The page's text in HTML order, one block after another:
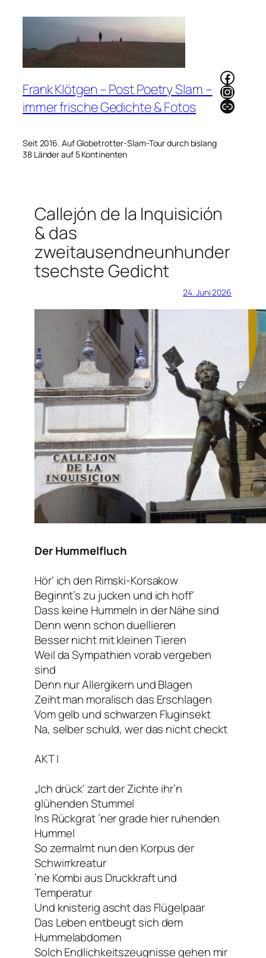
Frank Klötgen – Post Poetry Slam –
immer frische Gedichte & Fotos
Seit 2016. Auf Globetrotter-Slam-Tour durch bislang
38 Länder auf 5 Kontinenten
Link
Callejón de la Inquisición
& das
zweitausendneunhunder
tsechste Gedicht
24. Juni 2026
Der Hummelfluch
Hör‘ ich den Rimski-Korsakow
Beginnt’s zu jucken und ich hoff‘
Dass keine Hummeln in der Nähe sind
Denn wenn schon duellieren
Besser nicht mit kleinen Tieren
Weil da Sympathien vorab vergeben
sind
Denn nur Allergikern und Blagen
Zeiht man moralisch das Erschlagen
Vom gelb und schwarzen Fluginsekt
Na, selber schuld, wer das nicht checkt
AKT I
„Ich drück‘ zart der Zichte ihr’n
glühenden Stummel
Ins Rückgrat ’ner grade hier ruhenden
Hummel
So zermalmt nun den Korpus der
Schwirrkreatur
’ne Kombi aus Druckkraft und
Temperatur
Und knisterig ascht das Flügelpaar
Das Leben entbeugt sich dem
Hummelabdomen
Solch Endlichkeitszeugnisse gehen mir